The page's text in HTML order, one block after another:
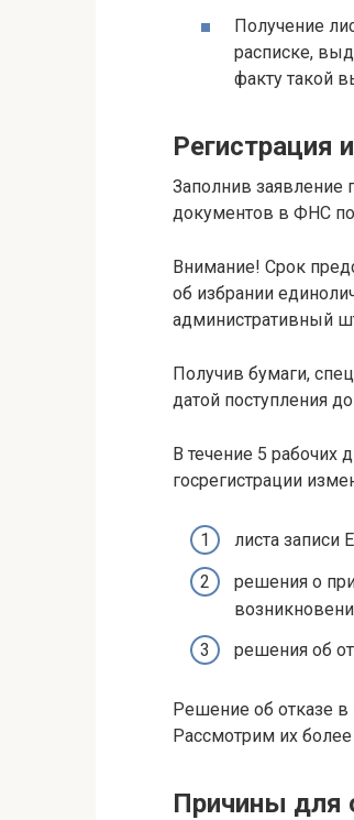
Получение
расписке,
факту такой
Регистрация
Заполнив заявление
документов в ФНС по
Внимание! Срок
об избрании
административный
Получив бумаги,
датой поступления
В течение 5 рабочих
госрегистрации
листа
решения о
решения об
Решение об отказе
Рассмотрим их
Причины для